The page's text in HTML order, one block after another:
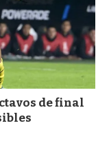
de final